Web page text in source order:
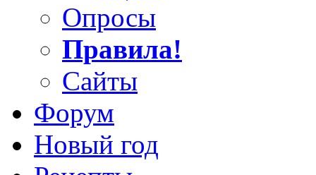
Опросы
Правила!
Сайты
Форум
Новый год